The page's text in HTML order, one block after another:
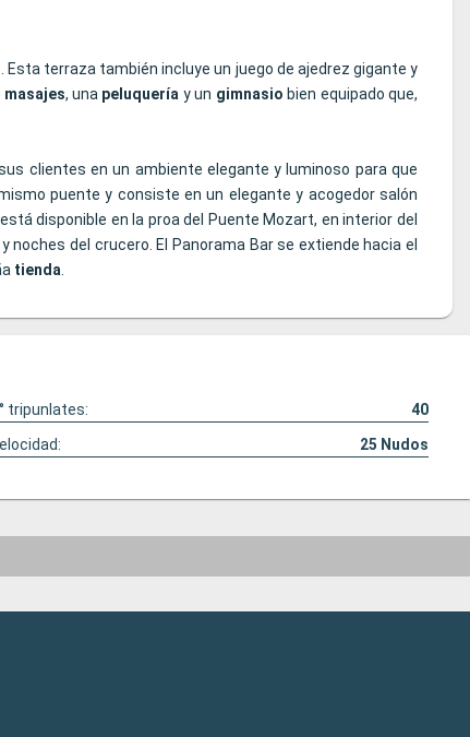
. Esta terraza también incluye un juego de ajedrez gigante y
masajes, una peluquería y un gimnasio bien equipado que,
clientes en un ambiente elegante y luminoso para que
puente y consiste en un elegante y acogedor salón
disponible en la proa del Puente Mozart, en interior del
del crucero. El Panorama Bar se extiende hacia el
tienda
tripunlates:
40
25 Nudos